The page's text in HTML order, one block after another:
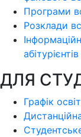
Програми
Розклади
абітурієнтів
ДЛЯ
Графік